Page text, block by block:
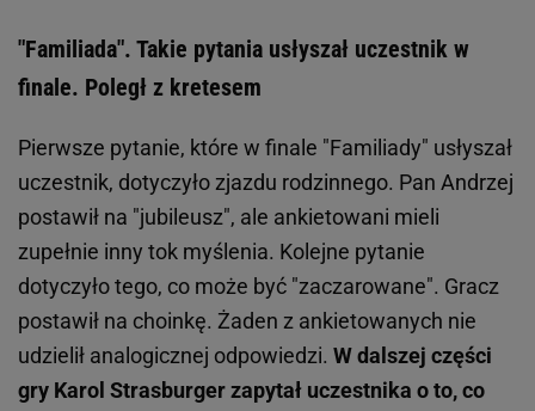
"Familiada". Takie pytania usłyszał uczestnik w
finale. Poległ z kretesem
Pierwsze pytanie, które w finale "Familiady" usłyszał
uczestnik, dotyczyło zjazdu rodzinnego. Pan Andrzej
postawił na "jubileusz", ale ankietowani mieli
zupełnie inny tok myślenia. Kolejne pytanie
dotyczyło tego, co może być "zaczarowane". Gracz
postawił na choinkę. Żaden z ankietowanych nie
udzielił analogicznej odpowiedzi. W dalszej części
gry Karol Strasburger zapytał uczestnika o to, co